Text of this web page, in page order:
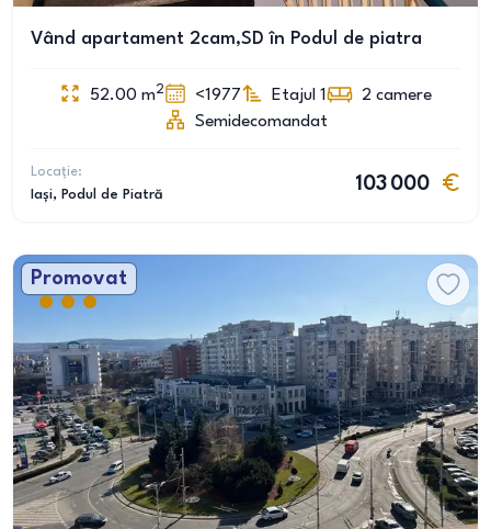
Vând apartament 2cam,SD în Podul de piatra
52.00 m2 <1977 Etajul 1 2 camere
Semidecomandat
Locație:
Iași, Podul de Piatră
103 000
Promovat